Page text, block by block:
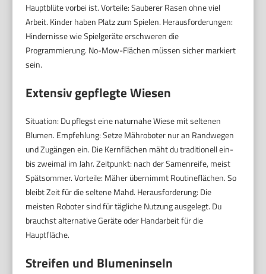
Hauptblüte vorbei ist. Vorteile: Sauberer Rasen ohne viel
Arbeit. Kinder haben Platz zum Spielen. Herausforderungen:
Hindernisse wie Spielgeräte erschweren die
Programmierung. No-Mow-Flächen müssen sicher markiert
sein.
Extensiv gepflegte Wiesen
Situation: Du pflegst eine naturnahe Wiese mit seltenen
Blumen. Empfehlung: Setze Mähroboter nur an Randwegen
und Zugängen ein. Die Kernflächen mäht du traditionell ein-
bis zweimal im Jahr. Zeitpunkt: nach der Samenreife, meist
Spätsommer. Vorteile: Mäher übernimmt Routineflächen. So
bleibt Zeit für die seltene Mahd. Herausforderung: Die
meisten Roboter sind für tägliche Nutzung ausgelegt. Du
brauchst alternative Geräte oder Handarbeit für die
Hauptfläche.
Streifen und Blumeninseln